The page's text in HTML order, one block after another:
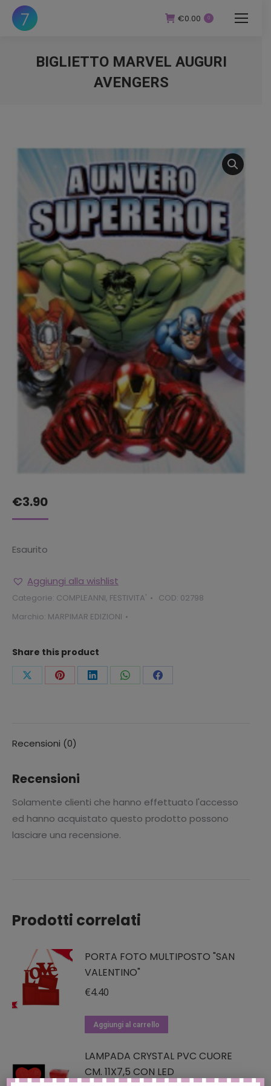
€0.00 0
BIGLIETTO MARVEL AUGURI
AVENGERS
€3.90
Esaurito
Aggiungi alla wishlist
Categorie: COMPLEANNI, FESTIVITA' COD: 02798
Marchio: MARPIMAR EDIZIONI
Share this product
CondividiCondividiCondividiCondividiCondividi
Recensioni (0)
Recensioni
Solamente clienti che hanno effettuato l'accesso
ed hanno acquistato questo prodotto possono
lasciare una recensione.
Prodotti correlati
PORTA FOTO MULTIPOSTO "SAN
VALENTINO"
€4.40
Aggiungi al carrello
LAMPADA CRYSTAL PVC CUORE
CM. 11X7,5 CON LED